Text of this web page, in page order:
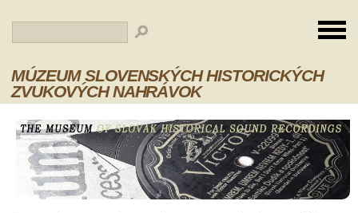
MÚZEUM SLOVENSKÝCH HISTORICKÝCH
ZVUKOVÝCH NAHRÁVOK